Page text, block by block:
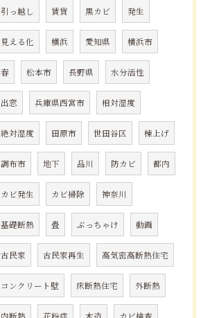
引っ越し 賃貸 黒カビ 発生
見える化 横浜 愛知県 横浜市
春 松本市 長野県 水分活性
出窓 兵庫県西宮市 相対湿度
絶対湿度 田原市 世田谷区 棟上げ
調布市 地下 品川 防カビ 都内
カビ発生 カビ掃除 神奈川
基礎断熱 畳 ぶっちゃけ 動画
古民家 古民家再生 高気密高断熱住宅
コンクリート壁 床断熱住宅 外断熱